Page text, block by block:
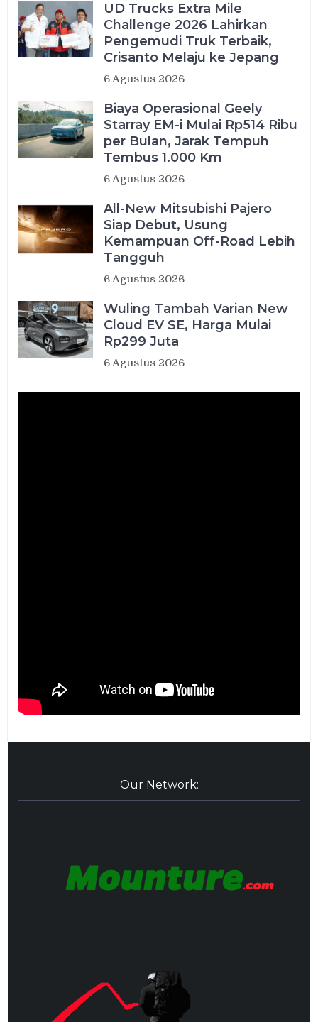
UD Trucks Extra Mile
Challenge 2026 Lahirkan
Pengemudi Truk Terbaik,
Crisanto Melaju ke Jepang
6 Agustus 2026
Biaya Operasional Geely
Starray EM-i Mulai Rp514 Ribu
per Bulan, Jarak Tempuh
Tembus 1.000 Km
6 Agustus 2026
All-New Mitsubishi Pajero
Siap Debut, Usung
Kemampuan Off-Road Lebih
Tangguh
6 Agustus 2026
Wuling Tambah Varian New
Cloud EV SE, Harga Mulai
Rp299 Juta
6 Agustus 2026
Our Network: